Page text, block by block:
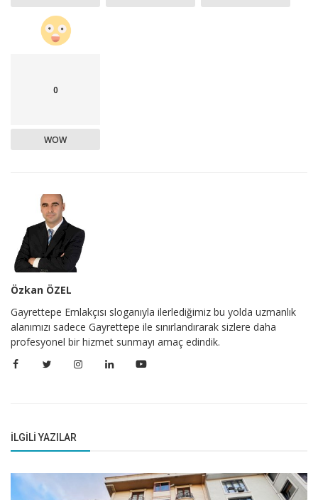
0
WOW
Özkan ÖZEL
Gayrettepe Emlakçısı sloganıyla ilerlediğimiz bu yolda uzmanlık
alanımızı sadece Gayrettepe ile sınırlandırarak sizlere daha
profesyonel bir hizmet sunmayı amaç edindik.
İLGILI YAZILAR